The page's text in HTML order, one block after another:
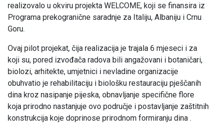
realizovalo u okviru projekta WELCOME, koji se finansira iz
Programa prekogranične saradnje za Italiju, Albaniju i Crnu
Goru.
Ovaj pilot projekat, čija realizacija je trajala 6 mjeseci i za
koji su, pored izvođača radova bili angažovani i botaničari,
biolozi, arhitekte, umjetnici i nevladine organizacije
obuhvatio je rehabilitaciju i biološku restauraciju pješčanih
dina kroz nasipanje pijeska, obnavljanje specifične flore
koja prirodno nastanjuje ovo područje i postavljanje zaštitnih
konstrukcija koje doprinose prirodnom formiranju dina .